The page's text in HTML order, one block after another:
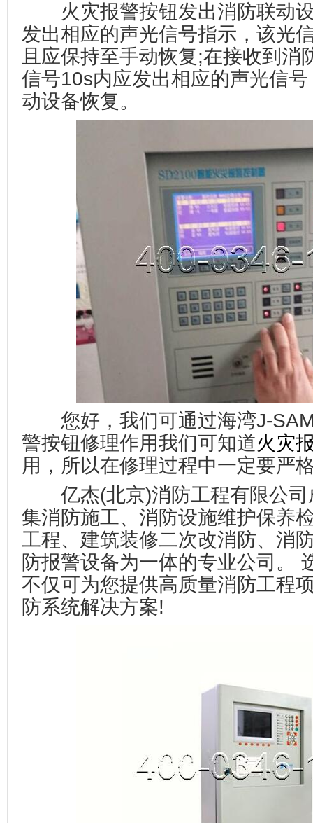
火灾报警按钮发出消防联动设
发出相应的声光信号指示，该光
且应保持至手动恢复;在接收到消
信号10s内应发出相应的声光信
动设备恢复。
您好，我们可通过海湾J-
警按钮修理作用我们可知道火灾
用，所以在修理过程中一定要严
亿杰(北京)消防工程有限公司
集消防施工、消防设施维护保养
工程、建筑装修二次改消防、消
防报警设备为一体的专业公司。
不仅可为您提供高质量消防工程
防系统解决方案!